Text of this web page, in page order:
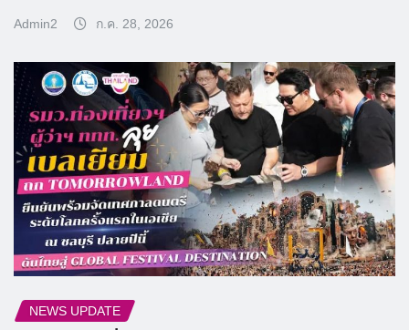
Admin2 ก.ค. 28, 2026
NEWS UPDATE